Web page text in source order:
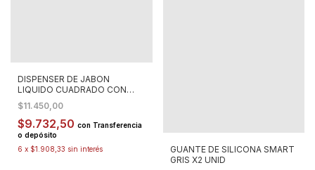
DISPENSER DE JABON
LIQUIDO CUADRADO CON
TAPA DE BAMBOO
$11.450,00
$9.732,50 con Transferencia
o depósito
6 x $1.908,33 sin interés
GUANTE DE SILICONA SMART
GRIS X2 UNID